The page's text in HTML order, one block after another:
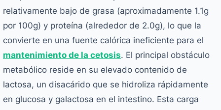
relativamente bajo de grasa (aproximadamente 1.1g
por 100g) y proteína (alrededor de 2.0g), lo que la
convierte en una fuente calórica ineficiente para el
mantenimiento de la cetosis. El principal obstáculo
metabólico reside en su elevado contenido de
lactosa, un disacárido que se hidroliza rápidamente
en glucosa y galactosa en el intestino. Esta carga